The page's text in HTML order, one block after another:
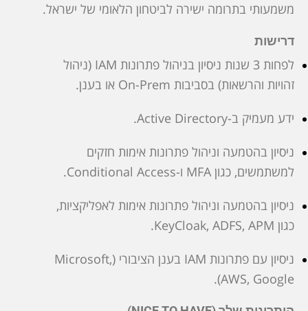
משמעותי בתרומה ישירה לביטחון הלאומי של ישראל.
דרישות
לפחות 3 שנות ניסיון בניהול פתרונות IAM (ניהול
זהויות והרשאות) בסביבות On-Prem או בענן.
ידע מעמיק ב-Active Directory.
ניסיון בהטמעה וניהול פתרונות אימות חזקים
למשתמשים, כגון MFA ו-Conditional Access.
ניסיון בהטמעה וניהול פתרונות אימות לאפליקציות,
כגון KeyCloak, ADFS, APM.
ניסיון עם פתרונות IAM בענן הציבורי (Microsoft,
AWS, Google).